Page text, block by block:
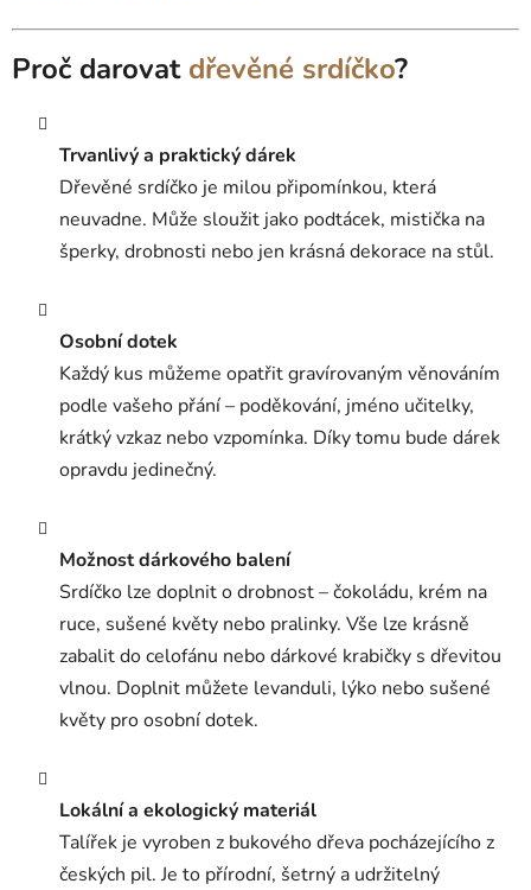
Proč darovat dřevěné srdíčko?
Trvanlivý a praktický dárek
Dřevěné srdíčko je milou připomínkou, která
neuvadne. Může sloužit jako podtácek, mistička na
šperky, drobnosti nebo jen krásná dekorace na stůl.
Osobní dotek
Každý kus můžeme opatřit gravírovaným věnováním
podle vašeho přání – poděkování, jméno učitelky,
krátký vzkaz nebo vzpomínka. Díky tomu bude dárek
opravdu jedinečný.
Možnost dárkového balení
Srdíčko lze doplnit o drobnost – čokoládu, krém na
ruce, sušené květy nebo pralinky. Vše lze krásně
zabalit do celofánu nebo dárkové krabičky s dřevitou
vlnou. Doplnit můžete levanduli, lýko nebo sušené
květy pro osobní dotek.
Lokální a ekologický materiál
Talířek je vyroben z bukového dřeva pocházejícího z
českých pil. Je to přírodní, šetrný a udržitelný